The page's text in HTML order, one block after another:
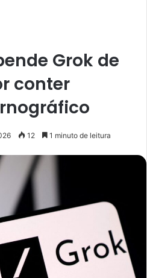
Grok de
conter
12 1 minuto de leitura